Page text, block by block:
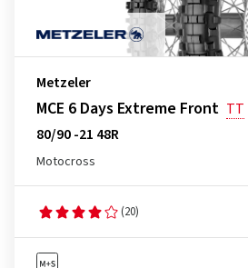
Metzeler
MCE 6 Days Extreme Front TT
80/90 -21 48R
Motocross
(20)